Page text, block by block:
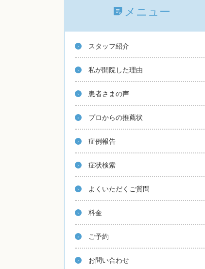
メニュー
スタッフ紹介
私が開院した理由
患者さまの声
プロからの推薦状
症例報告
症状検索
よくいただくご質問
料金
ご予約
お問い合わせ